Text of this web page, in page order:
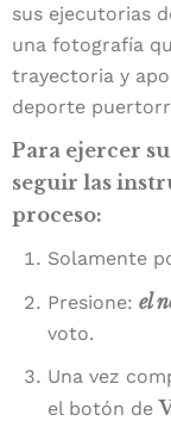
sus ejecutorias
una fotografía
trayectoria y
deporte
Para ejercer
seguir las
proceso:
Solamente
Presione: el
voto.
Una vez
el botón de